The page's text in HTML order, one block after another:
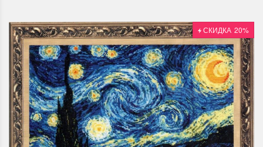
СКИДКА 20%